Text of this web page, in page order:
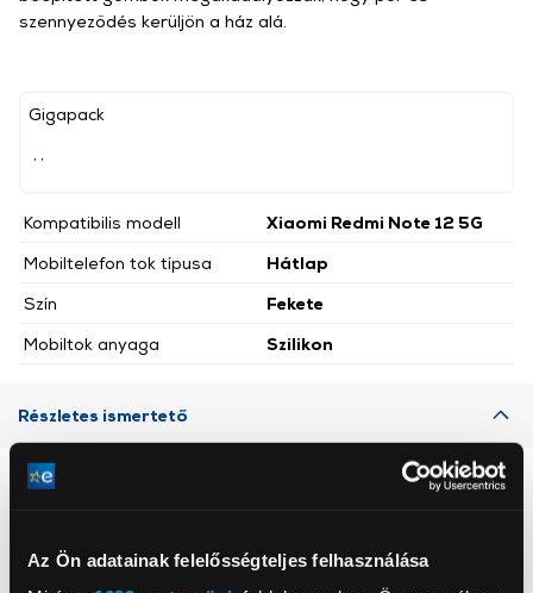
Az Ön adatainak felelősségteljes felhasználása
Gigapack
Kompatibilis modell
Xiaomi Redmi Note 12 5G
Mobiltelefon tok típusa
Hátlap
Szín
Fekete
Mobiltok anyaga
Szilikon
szennyeződés kerüljön a ház alá.
Részletes ismertető